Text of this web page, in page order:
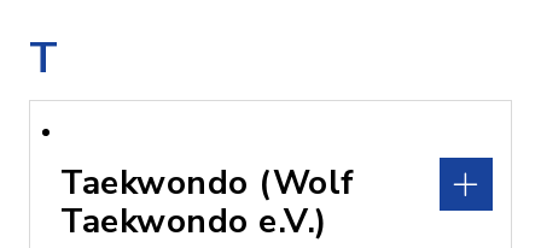
T
Taekwondo (Wolf
Taekwondo e.V.)